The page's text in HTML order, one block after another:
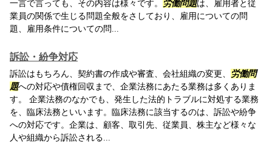
一言で言っても、その内容は様々です。
労働問題は、雇用者と従
業員の関係で生じる問題全般をさしており、雇用についての問
題、雇用条件についての問...
訴訟・紛争対応
訴訟はもちろん、契約書の作成や審査、会社組織の変更、
労働問
題への対応や債権回収まで、企業法務にあたる業務は多くありま
す。 企業法務のなかでも、発生した法的トラブルに対処する業務
を、臨床法務といいます。臨床法務に該当するのは、訴訟や紛争
への対応です。企業は、顧客、取引先、従業員、株主など様々な
人や組織から訴訟される...